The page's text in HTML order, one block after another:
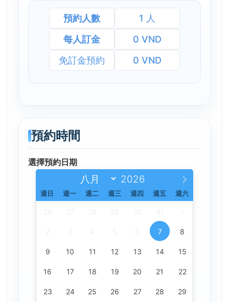
預約人數
1 人
每人訂金
0 VND
免訂金預約
0 VND
預約時間
選擇預約日期
週日 週一 週二 週三 週四 週五 週六
7 8
9 10 11 12 13 14 15
16 17 18 19 20 21 22
23 24 25 26 27 28 29